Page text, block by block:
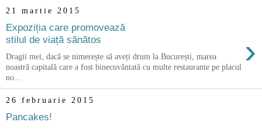
21 martie 2015
Expoziția care promovează
stilul de viață sănătos
›
Dragii mei, dacă se nimerește să aveți drum la București, marea
noastră capitală care a fost binecuvântată cu multe restaurante pe placul
no...
26 februarie 2015
Pancakes!